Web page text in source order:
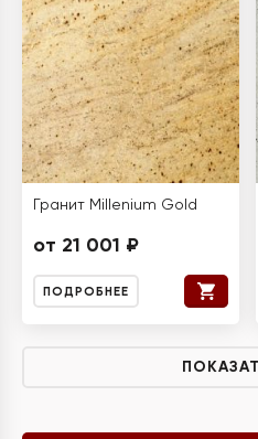
Гранит Millenium Gold
от 21 001 ₽
ПОДРОБНЕЕ